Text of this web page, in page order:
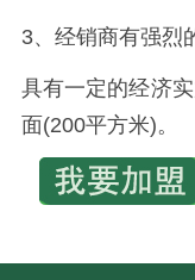
3、经销商有强烈
具有一定的经济
面(200平方米)。